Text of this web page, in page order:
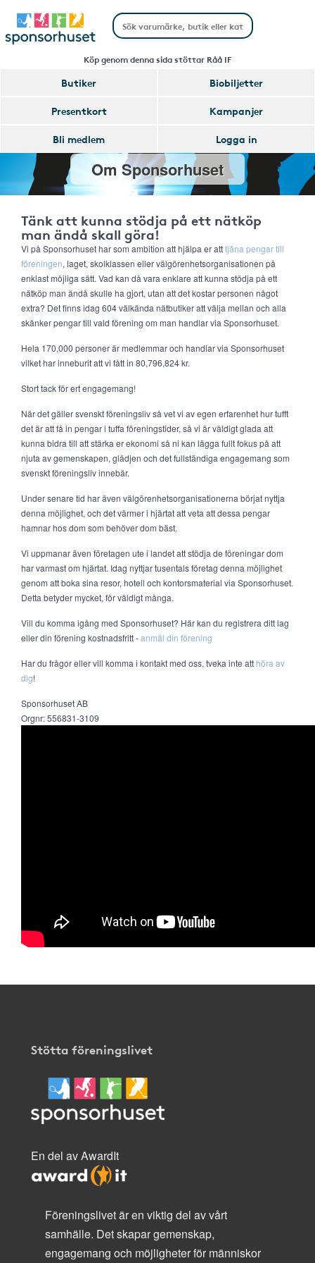
Köp genom denna sida stöttar Råå IF
Butiker
Biobiljetter
Presentkort
Kampanjer
Bli medlem
Logga in
Om Sponsorhuset
Tänk att kunna stödja på ett nätköp
man ändå skall göra!
Vi på Sponsorhuset har som ambition att hjälpa er atttjäna pengar till
föreningen, laget, skolklassen eller välgörenhetsorganisationen på
enklast möjliga sätt. Vad kan då vara enklare att kunna stödja på ett
nätköp man ändå skulle ha gjort, utan att det kostar personen något
extra? Det finns idag 604 välkända nätbutiker att välja mellan och alla
skänker pengar till vald förening om man handlar via Sponsorhuset.
Hela 170,000 personer är medlemmar och handlar via Sponsorhuset
vilket har inneburit att vi fått in 80,796,824 kr.
Stort tack för ert engagemang!
När det gäller svenskt föreningsliv så vet vi av egen erfarenhet hur tufft
det är att få in pengar i tuffa föreningstider, så vi är väldigt glada att
kunna bidra till att stärka er ekonomi så ni kan lägga fullt fokus på att
njuta av gemenskapen, glädjen och det fullständiga engagemang som
svenskt föreningsliv innebär.
Under senare tid har även välgörenhetsorganisationerna börjat nyttja
denna möjlighet, och det värmer i hjärtat att veta att dessa pengar
hamnar hos dom som behöver dom bäst.
Vi uppmanar även företagen ute i landet att stödja de föreningar dom
har varmast om hjärtat. Idag nyttjar tusentals företag denna möjlighet
genom att boka sina resor, hotell och kontorsmaterial via Sponsorhuset.
Detta betyder mycket, för väldigt många.
Vill du komma igång med Sponsorhuset? Här kan du registrera ditt lag
eller din förening kostnadsfritt -anmäl din förening
Har du frågor eller vill komma i kontakt med oss, tveka inte att höra av
dig!
Sponsorhuset AB
Orgnr: 556831-3109
Stötta föreningslivet
En del av AwardIt
Föreningslivet är en viktig del av vårt
samhälle. Det skapar gemenskap,
engagemang och möjligheter för människor